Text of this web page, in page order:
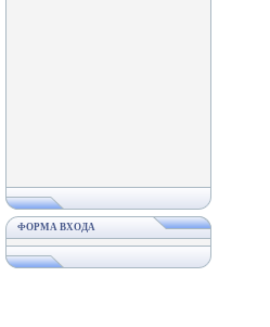
ФОРМА ВХОДА